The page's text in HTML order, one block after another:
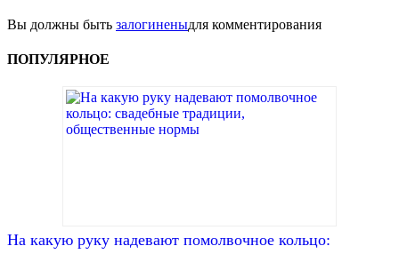
Вы должны быть залогиненыдля комментирования
ПОПУЛЯРНОЕ
На какую руку надевают помолвочное кольцо: